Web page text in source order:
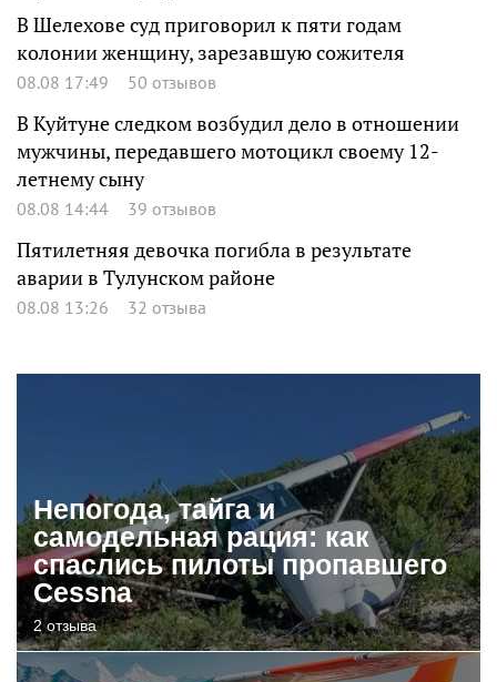
В Шелехове суд приговорил к пяти годам
колонии женщину, зарезавшую сожителя
08.08 17:49 50 отзывов
В Куйтуне следком возбудил дело в отношении
мужчины, передавшего мотоцикл своему 12-
летнему сыну
08.08 14:44 39 отзывов
Пятилетняя девочка погибла в результате
аварии в Тулунском районе
08.08 13:26 32 отзыва
Непогода, тайга и
самодельная рация: как
спаслись пилоты пропавшего
Cessna
2 отзыва